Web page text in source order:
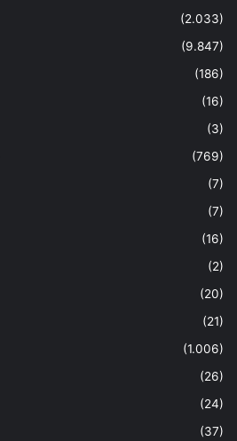
(2.033)
(9.847)
(186)
(16)
(3)
(769)
(7)
(7)
(16)
(2)
(20)
(21)
(1.006)
(26)
(24)
(37)